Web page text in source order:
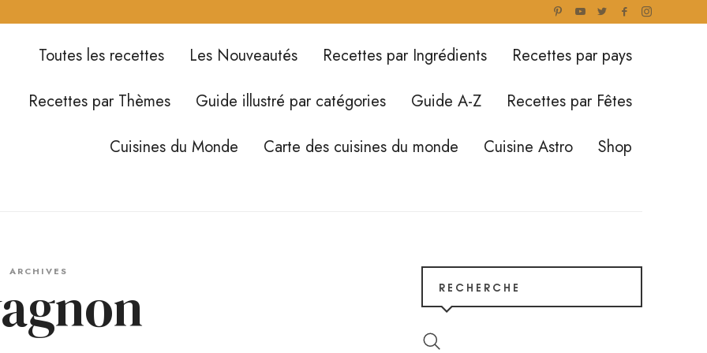
Toutes les recettes Les Nouveautés Recettes par Ingrédients
Recettes par pays
Recettes par Thèmes
Guide illustré par catégories Guide A-Z
Recettes par Fêtes
Cuisines du Monde
Carte des cuisines du monde Cuisine Astro Shop
ARCHIVES
RECHERCHE